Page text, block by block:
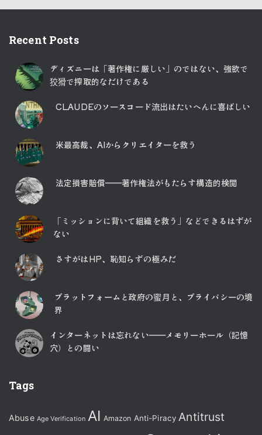
Recent Posts
ディズニーは「著作権に厳しい」のではない、強欲で
狡猾で搾取的なだけである
CLAUDEのソースコード流出はたいへんに喜ばしい
米最高裁、AIからクリエイターを救う
法定損害賠償――著作権法がもたらす構造的検閲
「ミッションに背いて組織を救う」などできるはずが
ない
さすがはHP、恥知らずの極みだ
プラットフォームと政府の蜜月と、プライバシーの境
界
インターネットは忘れない――メモリーホール（記憶
穴）との闘い
Tags
Abuse Age Verification AI Amazon Anti-Piracy Antitrust